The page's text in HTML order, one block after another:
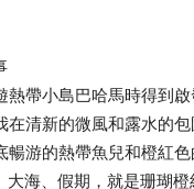
帶小島巴哈馬時得到
清新的微風和露水的
游的熱帶魚兒和橙紅
海、假期，就是珊瑚橙